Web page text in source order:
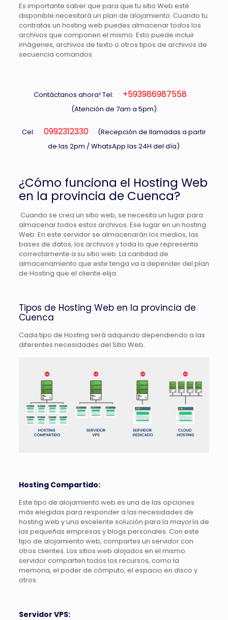
Es importante saber que para que tu sitio Web esté
disponible necesitará un plan de alojamiento. Cuando tu
contratas un hosting web puedes almacenar todos los
archivos que componen el mismo. Esto puede incluir
imágenes, archivos de texto o otros tipos de archivos de
secuencia comandos.
Contáctanos ahora! Tel: +593986987558
(Atención de 7am a 5pm).
Cel: 0992312330
(Recepción de llamadas a partir
de las 2pm / WhatsApp las 24H del día)
¿Cómo funciona el Hosting Web
en la provincia de Cuenca?
Cuando se crea un sitio web, se necesita un lugar para
almacenar todos estos archivos. Ese lugar en un hosting
Web. En este servidor se almacenarán los medios, las
bases de datos, los archivos y toda lo que representa
correctamente a su sitio web. La cantidad de
almacenamiento que este tenga va a depender del plan
de Hosting que el cliente elija.
Tipos de Hosting Web en la provincia de
Cuenca
Cada tipo de Hosting será adquirido dependiendo a las
diferentes necesidades del Sitio Web.
Hosting Compartido:
Este tipo de alojamiento web es una de las opciones
más elegidas para responder a las necesidades de
hosting web y una excelente solución para la mayoría de
las pequeñas empresas y blogs personales. Con este
tipo de alojamiento web, compartes un servidor con
otros clientes. Los sitios web alojados en el mismo
servidor comparten todos los recursos, como la
memoria, el poder de cómputo, el espacio en disco y
otros.
Servidor VPS: